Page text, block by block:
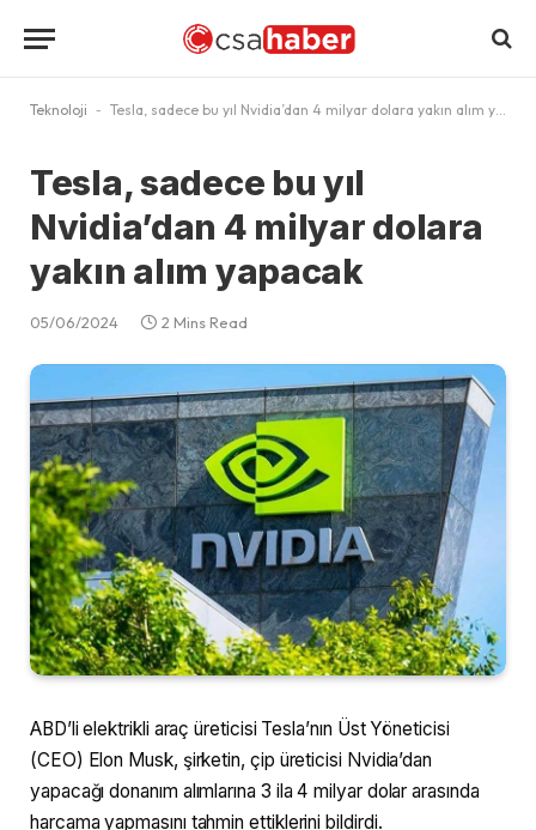
Teknoloji - Tesla, sadece bu yıl Nvidia’dan 4 milyar dolara yakın alım yapacak
Tesla, sadece bu yıl
Nvidia’dan 4 milyar dolara
yakın alım yapacak
05/06/2024 2 Mins Read
ABD’li elektrikli araç üreticisi Tesla’nın Üst Yöneticisi
(CEO) Elon Musk, şirketin, çip üreticisi Nvidia’dan
yapacağı donanım alımlarına 3 ila 4 milyar dolar arasında
harcama yapmasını tahmin ettiklerini bildirdi.